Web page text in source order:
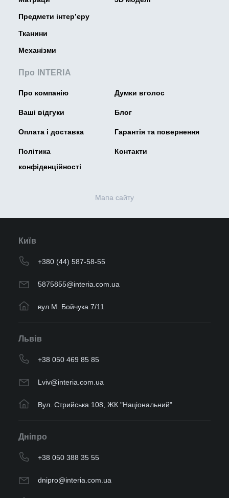
Предмети інтер’єру
Тканини
Механізми
Про INTERIA
Про компанію Думки вголос
Ваші відгуки Блог
Оплата і доставка Гарантія та повернення
Політика
конфіденційності
Контакти
Мапа сайту
Київ
+380 (44) 587-58-55
5875855@interia.com.ua
вул М. Бойчука 7/11
Львів
+38 050 469 85 85
Lviv@interia.com.ua
Вул. Стрийська 108, ЖК "Національний"
Дніпро
+38 050 388 35 55
dnipro@interia.com.ua